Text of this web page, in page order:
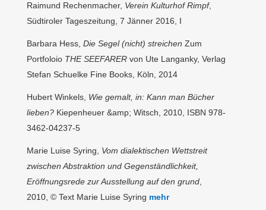
Raimund Rechenmacher, Verein Kulturhof Rimpf,
Südtiroler Tageszeitung, 7 Jänner 2016, I
Barbara Hess, Die Segel (nicht) streichen Zum
Portfoloio THE SEEFARERvon Ute Langanky, Verlag
Stefan Schuelke Fine Books, Köln, 2014
Hubert Winkels, Wie gemalt, in: Kann man Bücher
lieben? Kiepenheuer &amp; Witsch, 2010, ISBN 978-
3462-04237-5
Marie Luise Syring, Vom dialektischen Wettstreit
zwischen Abstraktion und Gegenständlichkeit,
Eröffnungsrede zur Ausstellung auf den grund,
2010, © Text Marie Luise Syring mehr